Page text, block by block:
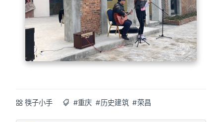
筷子小手 #重庆 #历史建筑 #荣昌